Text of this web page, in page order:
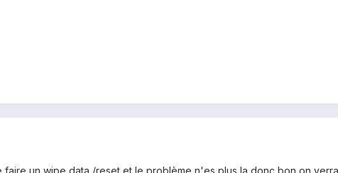
un wipe data /reset et le problème n'es plus la donc bon on